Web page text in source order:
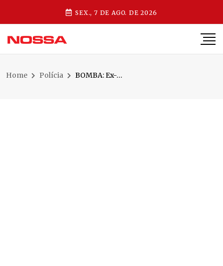
SEX., 7 DE AGO. DE 2026
Home Polícia BOMBA: Ex-prefeito de Ibirama é condenado a mais de 17 anos de prisão na Operação Mensageiro